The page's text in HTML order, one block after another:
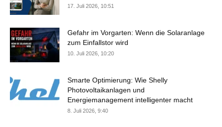
17. Juli 2026, 10:51
Gefahr im Vorgarten: Wenn die Solaranlage
zum Einfallstor wird
10. Juli 2026, 10:20
Smarte Optimierung: Wie Shelly
Photovoltaikanlagen und
Energiemanagement intelligenter macht
8. Juli 2026, 9:40